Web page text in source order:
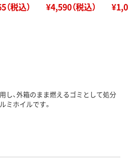
（税込） ¥4,590（税込）
し、外箱のまま燃えるゴミとして処分
ミホイルです。